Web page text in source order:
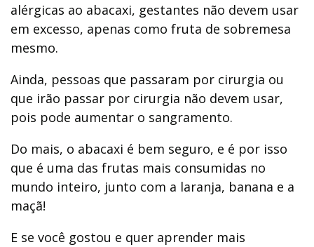
alérgicas ao abacaxi, gestantes não devem usar
em excesso, apenas como fruta de sobremesa
mesmo.
Ainda, pessoas que passaram por cirurgia ou
que irão passar por cirurgia não devem usar,
pois pode aumentar o sangramento.
Do mais, o abacaxi é bem seguro, e é por isso
que é uma das frutas mais consumidas no
mundo inteiro, junto com a laranja, banana e a
maçã!
E se você gostou e quer aprender mais